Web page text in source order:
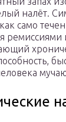
налёт.
само